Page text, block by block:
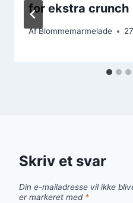
for ekstra crunch
AfBlommemarmelade
Skriv et svar
Din e-mailadresse vil ikke
er markeret med *